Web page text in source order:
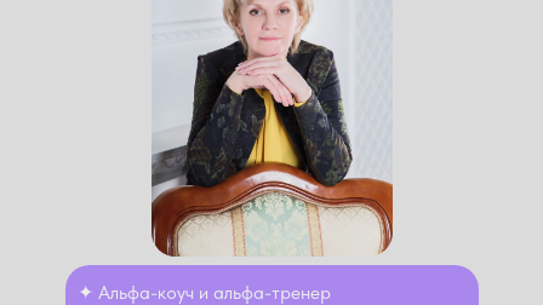
✦ Альфа-коуч и альфа-тренер